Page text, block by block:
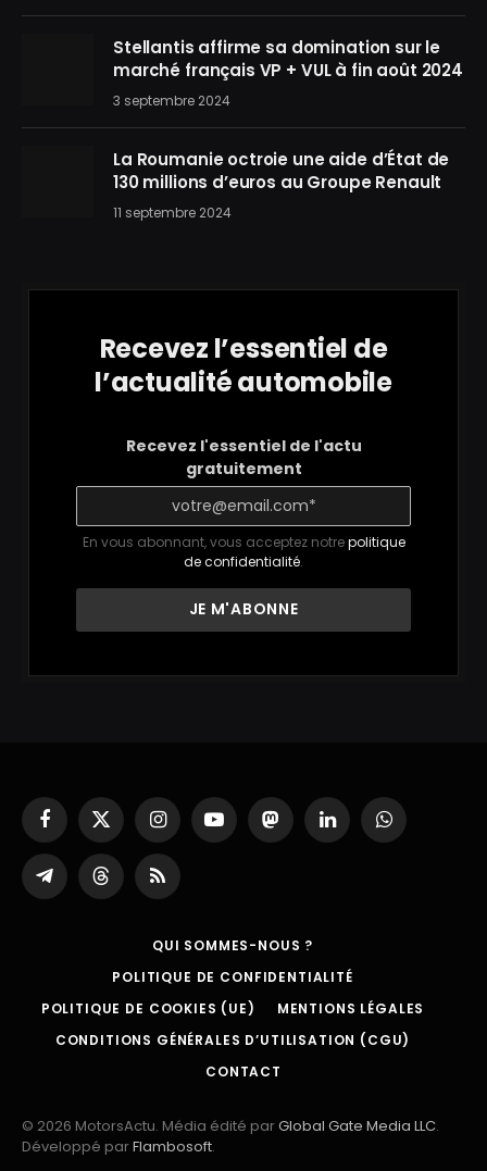
Stellantis affirme sa domination sur le
marché français VP + VUL à fin août 2024
3 septembre 2024
La Roumanie octroie une aide d’État de
130 millions d’euros au Groupe Renault
11 septembre 2024
Recevez l’essentiel de
l’actualité automobile
Recevez l'essentiel de l'actu
gratuitement
En vous abonnant, vous acceptez notrepolitique
de confidentialité.
Facebook
X
(Twitter)
InstagramYouTubeMastodonLinkedInWhatsApp
Partager
sur
ThreadsRSS
QUI SOMMES-NOUS ?
POLITIQUE DE CONFIDENTIALITÉ
POLITIQUE DE COOKIES (UE)
MENTIONS LÉGALES
CONDITIONS GÉNÉRALES D’UTILISATION (CGU)
CONTACT
© 2026 MotorsActu. Média édité parGlobal Gate Media LLC.
Développé parFlambosoft.